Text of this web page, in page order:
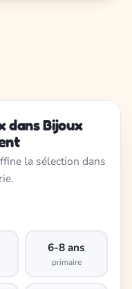
dans Bijoux
la sélection dans
6-8 ans
primaire